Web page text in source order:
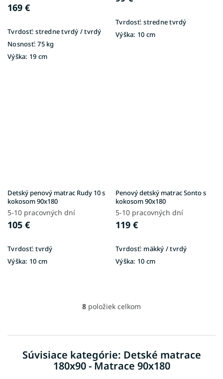
169 €
Tvrdosť: stredne tvrdý / tvrdý
Nosnosť:75 kg
Výška: 19 cm
Tvrdosť: stredne tvrdý
Výška: 10 cm
Detský penový matrac Rudy 10 s
kokosom 90x180
5-10 pracovných dní
105 €
Tvrdosť: tvrdý
Výška: 10 cm
Penový detský matrac Sonto s
kokosom 90x180
5-10 pracovných dní
119 €
Tvrdosť: mäkký / tvrdý
Výška: 10 cm
O
á
a
c
8 položiek celkom
Súvisiace kategórie: Detské matrace
180x90 - Matrace 90x180